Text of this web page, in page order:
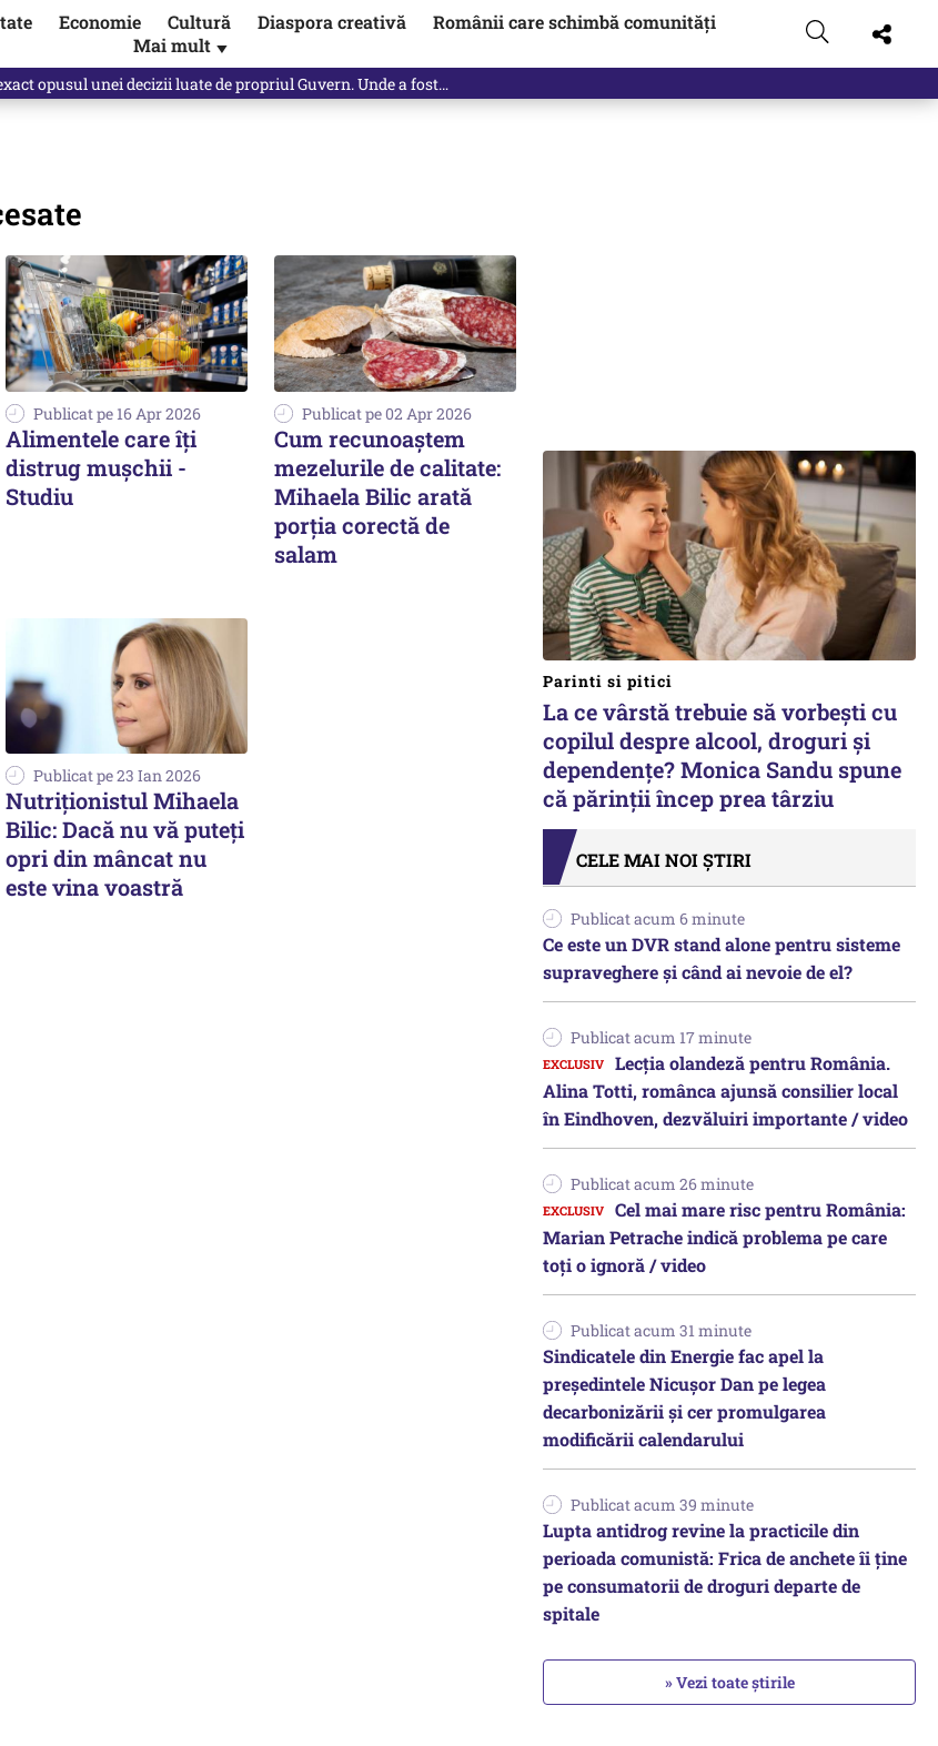
Economie Cultură Diaspora creativă
Românii care schimbă comunități
Mai mult ▼
de o colegă. Povestea pilotului militar dincolo de…
Publicat pe 16 Apr 2026
Alimentele care îți
distrug mușchii -
Studiu
Publicat pe 02 Apr 2026
Cum recunoaștem
mezelurile de calitate:
Mihaela Bilic arată
porția corectă de
salam
Publicat pe 23 Ian 2026
Nutriționistul Mihaela
Bilic: Dacă nu vă puteți
opri din mâncat nu
este vina voastră
Parinti si pitici
La ce vârstă trebuie să vorbești cu
copilul despre alcool, droguri și
dependențe? Monica Sandu spune
că părinții încep prea târziu
CELE MAI NOI ȘTIRI
Publicat acum 6 minute
Ce este un DVR stand alone pentru sisteme
supraveghere și când ai nevoie de el?
Publicat acum 17 minute
Lecția olandeză pentru România.
Alina Totti, românca ajunsă consilier local
în Eindhoven, dezvăluiri importante / video
Publicat acum 26 minute
Cel mai mare risc pentru România:
Marian Petrache indică problema pe care
toți o ignoră / video
Publicat acum 31 minute
Sindicatele din Energie fac apel la
preşedintele Nicuşor Dan pe legea
decarbonizării şi cer promulgarea
modificării calendarului
Publicat acum 39 minute
Lupta antidrog revine la practicile din
perioada comunistă: Frica de anchete îi ține
pe consumatorii de droguri departe de
spitale
» Vezi toate știrile